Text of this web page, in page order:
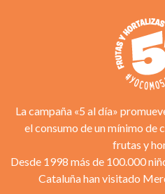
La campaña «5 al día»
el consumo de un mínimo de
frutas y
Desde 1998 más de 100.000
Cataluña han visitado